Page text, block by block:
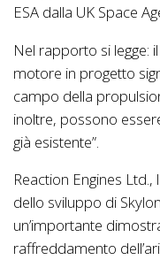
ESA dalla UK Space
Nel rapporto si legge:
motore in progetto
campo della
inoltre, possono
già esistente”.
Reaction Engines
dello sviluppo di
un’importante
raffreddamento